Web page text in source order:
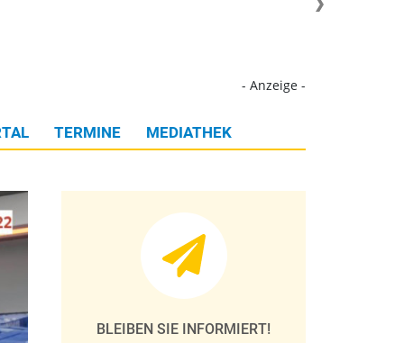
- Anzeige -
TERMINE MEDIATHEK
BLEIBEN SIE INFORMIERT!